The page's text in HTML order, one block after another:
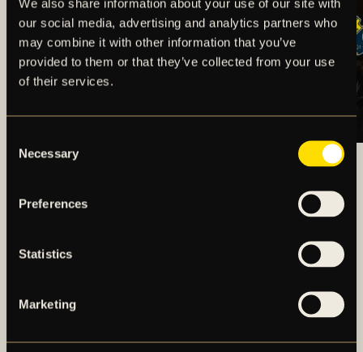
We also share information about your use of our site with
our social media, advertising and analytics partners who
may combine it with other information that you’ve
provided to them or that they’ve collected from your use
of their services.
Selection
Necessary
Preferences
Statistics
Marketing
BORTARESEINFO:
ÖRGRYTE IS – AIK
ARTIKLAR OCH NYHETER
AIK – SEDAN 1891